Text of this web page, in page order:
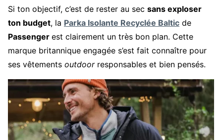
Si ton objectif, c’est de rester au sec sans exploser
ton budget, la Parka Isolante Recyclée Baltic de
Passenger est clairement un très bon plan. Cette
marque britannique engagée s’est fait connaître pour
ses vêtements outdoor responsables et bien pensés.